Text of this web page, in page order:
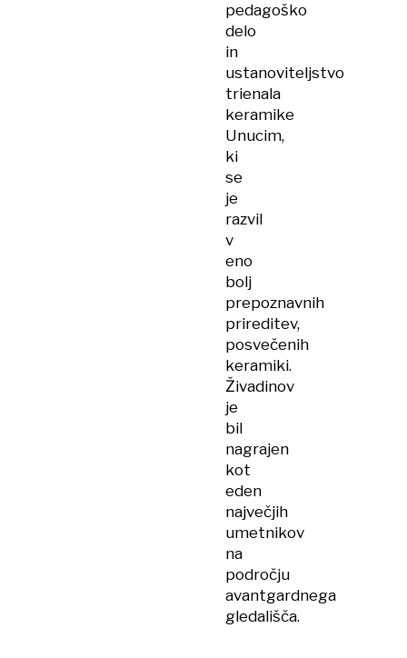
pedagoško
delo
in
ustanoviteljstvo
trienala
keramike
Unucim,
ki
se
je
razvil
v
eno
bolj
prepoznavnih
prireditev,
posvečenih
keramiki.
Živadinov
je
bil
nagrajen
kot
eden
največjih
umetnikov
na
področju
avantgardnega
gledališča.